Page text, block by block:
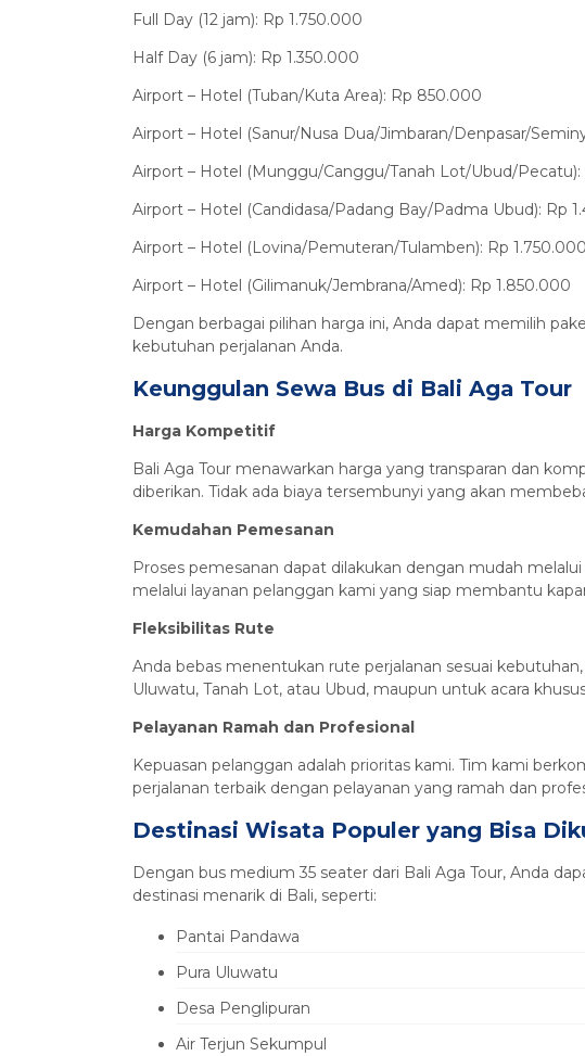
Full Day (12 jam): Rp 1.750.000
Half Day (6 jam): Rp 1.350.000
Airport – Hotel (Tuban/Kuta Area): Rp 850.000
Airport – Hotel (Sanur/Nusa Dua/Jimbaran/Denpasar/
Airport – Hotel (Munggu/Canggu/Tanah Lot/Ubud/Pecatu):
Airport – Hotel (Candidasa/Padang Bay/Padma Ubud): Rp
Airport – Hotel (Lovina/Pemuteran/Tulamben): Rp 1.750.000
Airport – Hotel (Gilimanuk/Jembrana/Amed): Rp 1.850.000
Dengan berbagai pilihan harga ini, Anda dapat memilih
kebutuhan perjalanan Anda.
Keunggulan Sewa Bus di Bali Aga Tour
Harga Kompetitif
Bali Aga Tour menawarkan harga yang transparan dan
diberikan. Tidak ada biaya tersembunyi yang akan
Kemudahan Pemesanan
Proses pemesanan dapat dilakukan dengan mudah
melalui layanan pelanggan kami yang siap membantu
Fleksibilitas Rute
Anda bebas menentukan rute perjalanan sesuai
Uluwatu, Tanah Lot, atau Ubud, maupun untuk acara
Pelayanan Ramah dan Profesional
Kepuasan pelanggan adalah prioritas kami. Tim kami
perjalanan terbaik dengan pelayanan yang ramah dan
Destinasi Wisata Populer yang Bisa
Dengan bus medium 35 seater dari Bali Aga Tour, Anda
destinasi menarik di Bali, seperti:
Pantai Pandawa
Pura Uluwatu
Desa Penglipuran
Air Terjun Sekumpul